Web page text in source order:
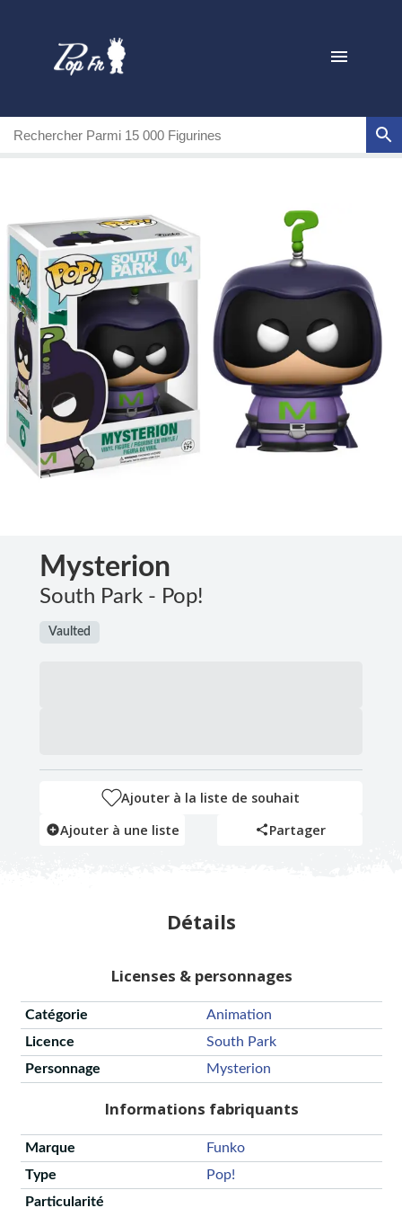
Mysterion
South Park - Pop!
Vaulted
Ajouter à la liste de souhait
Ajouter à une liste
Partager
Détails
Licenses & personnages
Catégorie
Animation
Licence
South Park
Personnage
Mysterion
Informations fabriquants
Marque
Funko
Type
Pop!
Particularité